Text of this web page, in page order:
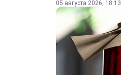
05 августа 2026, 18:13